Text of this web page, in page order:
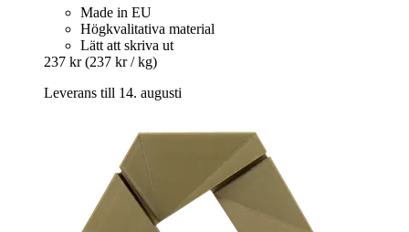
Made in EU
Högkvalitativa material
Lätt att skriva ut
237 kr (237 kr / kg)
Leverans till 14. augusti